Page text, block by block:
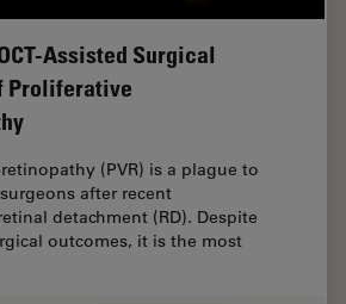
Assisted Surgical
Proliferative
(PVR) is a plague to
after recent
detachment (RD). Despite
outcomes, it is the most